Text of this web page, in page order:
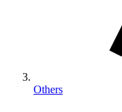
Others